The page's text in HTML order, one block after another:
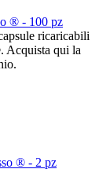
® - 100 pz
ricaricabili
Acquista qui la